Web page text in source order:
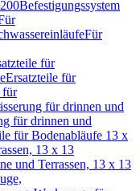
Befestigungssystem
Für
für
Ersatzteile für
für
für drinnen und
für drinnen und
für Bodenabläufe 13 x
13 x 13
und Terrassen, 13 x 13